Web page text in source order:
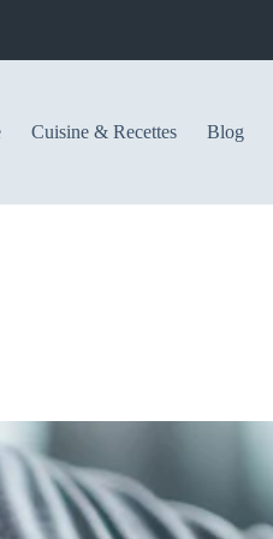
Cuisine & Recettes Blog